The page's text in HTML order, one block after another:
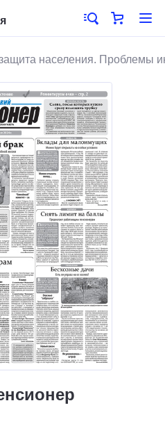
населения. Проблемы